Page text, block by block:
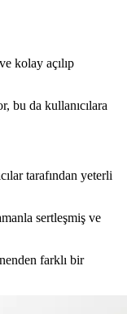
kolay açılıp
bu da kullanıcılara
tarafından yeterli
sertleşmiş ve
farklı bir